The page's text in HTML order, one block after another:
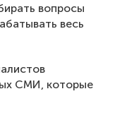
вопросы
весь
СМИ, которые